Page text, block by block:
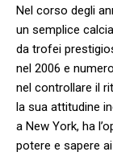
Nel corso‍ degli
un​ semplice
⁣da⁢ trofei
nel 2006 e
nel controllare il
⁢la sua attitudine
a New York, ha‍
potere e sapere